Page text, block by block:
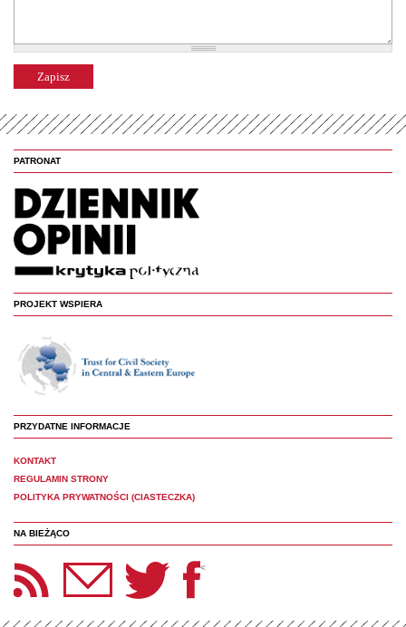
PATRONAT
PROJEKT WSPIERA
PRZYDATNE INFORMACJE
KONTAKT
REGULAMIN STRONY
POLITYKA PRYWATNOŚCI (CIASTECZKA)
NA BIEŻĄCO
Panoptyka Facebook <